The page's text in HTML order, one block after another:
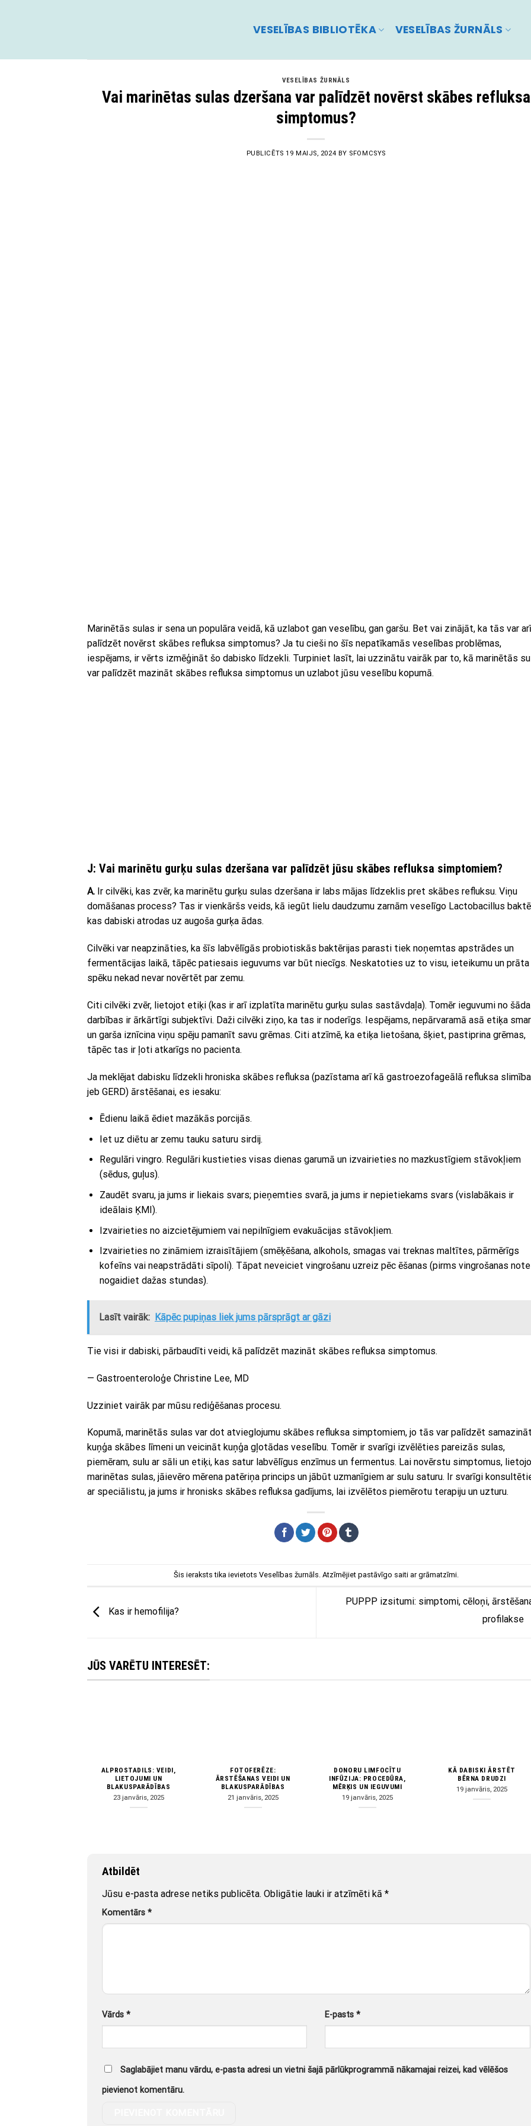
VESELĪBAS BIBLIOTĒKA VESELĪBAS ŽURNĀLS
VESELĪBAS ŽURNĀLS
Vai marinētas sulas dzeršana var palīdzēt novērst skābes refluksa
simptomus?
PUBLICĒTS19 MAIJS, 2024 BY SFOMCSYS
Marinētās sulas ir sena un populāra veidā, kā uzlabot gan veselību, gan garšu. Bet vai zinājāt, ka tās var arī
palīdzēt novērst skābes refluksa simptomus? Ja tu cieši no šīs nepatīkamās veselības problēmas,
iespējams, ir vērts izmēģināt šo dabisko līdzekli. Turpiniet lasīt, lai uzzinātu vairāk par to, kā marinētās
var palīdzēt mazināt skābes refluksa simptomus un uzlabot jūsu veselību kopumā.
J: Vai marinētu gurķu sulas dzeršana var palīdzēt jūsu skābes refluksa simptomiem?
A. Ir cilvēki, kas zvēr, ka marinētu gurķu sulas dzeršana ir labs mājas līdzeklis pret skābes refluksu. Viņu
domāšanas process? Tas ir vienkāršs veids, kā iegūt lielu daudzumu zarnām veselīgo Lactobacillus
kas dabiski atrodas uz augoša gurķa ādas.
Cilvēki var neapzināties, ka šīs labvēlīgās probiotiskās baktērijas parasti tiek noņemtas apstrādes un
fermentācijas laikā, tāpēc patiesais ieguvums var būt niecīgs. Neskatoties uz to visu, ieteikumu un prāta
spēku nekad nevar novērtēt par zemu.
Citi cilvēki zvēr, lietojot etiķi (kas ir arī izplatīta marinētu gurķu sulas sastāvdaļa). Tomēr ieguvumi no
darbības ir ārkārtīgi subjektīvi. Daži cilvēki ziņo, ka tas ir noderīgs. Iespējams, nepārvaramā asā etiķa
un garša iznīcina viņu spēju pamanīt savu grēmas. Citi atzīmē, ka etiķa lietošana, šķiet, pastiprina grēmas,
tāpēc tas ir ļoti atkarīgs no pacienta.
Ja meklējat dabisku līdzekli hroniska skābes refluksa (pazīstama arī kā gastroezofageālā refluksa slimība
jeb GERD) ārstēšanai, es iesaku:
Ēdienu laikā ēdiet mazākās porcijās.
Iet uz diētu ar zemu tauku saturu sirdij.
Regulāri vingro. Regulāri kustieties visas dienas garumā un izvairieties no mazkustīgiem stāvokļiem
(sēdus, guļus).
Zaudēt svaru, ja jums ir liekais svars; pieņemties svarā, ja jums ir nepietiekams svars (vislabākais ir
ideālais ĶMI).
Izvairieties no aizcietējumiem vai nepilnīgiem evakuācijas stāvokļiem.
Izvairieties no zināmiem izraisītājiem (smēķēšana, alkohols, smagas vai treknas maltītes, pārmērīgs
kofeīns vai neapstrādāti sīpoli). Tāpat neveiciet vingrošanu uzreiz pēc ēšanas (pirms vingrošanas
nogaidiet dažas stundas).
Lasīt vairāk: Kāpēc pupiņas liek jums pārsprāgt ar gāzi
Tie visi ir dabiski, pārbaudīti veidi, kā palīdzēt mazināt skābes refluksa simptomus.
— Gastroenteroloģe Christine Lee, MD
Uzziniet vairāk par mūsu rediģēšanas procesu.
Kopumā, marinētās sulas var dot atvieglojumu skābes refluksa simptomiem, jo tās var palīdzēt
kuņģa skābes līmeni un veicināt kuņģa gļotādas veselību. Tomēr ir svarīgi izvēlēties pareizās sulas,
piemēram, sulu ar sāli un etiķi, kas satur labvēlīgus enzīmus un fermentus. Lai novērstu simptomus,
marinētas sulas, jāievēro mērena patēriņa princips un jābūt uzmanīgiem ar sulu saturu. Ir svarīgi
ar speciālistu, ja jums ir hronisks skābes refluksa gadījums, lai izvēlētos piemērotu terapiju un uzturu.
Šis ieraksts tika ievietots Veselības žurnāls . Atzīmējiet pastāvīgo saitiar grāmatzīmi.
Kas ir hemofilija?
PUPPP izsitumi: simptomi, cēloņi,
profilakse
JŪS VARĒTU INTERESĒT:
ALPROSTADILS: VEIDI,
LIETOJUMI UN
BLAKUSPARĀDĪBAS
23 janvāris, 2025
FOTOFERĒZE:
ĀRSTĒŠANAS VEIDI UN
BLAKUSPARĀDĪBAS
21 janvāris, 2025
DONORU LIMFOCĪTU
INFŪZIJA: PROCEDŪRA,
MĒRĶIS UN IEGUVUMI
19 janvāris, 2025
KĀ DABISKI ĀRSTĒT
BĒRNA DRUDZI
19 janvāris, 2025
Atbildēt
Jūsu e-pasta adrese netiks publicēta. Obligātie lauki ir atzīmēti kā *
Komentārs *
Vārds * E-pasts*
Saglabājiet manu vārdu, e-pasta adresi un vietni šajā pārlūkprogrammā nākamajai reizei, kad vēlēšos
pievienot komentāru.